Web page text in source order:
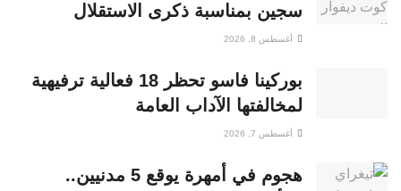
سجين بمناسبة ذكرى الاستقلال
أغسطس 8, 2026
بوركينا فاسو تحظر 18 فعالية ترفيهية
لمخالفتها الآداب العامة
أغسطس 7, 2026
هجوم في أمهرة يوقع 5 مدنيين..